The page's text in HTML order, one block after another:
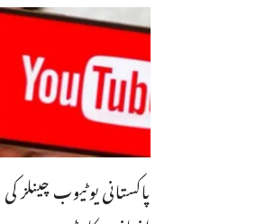
پاکستانی یوٹیوب چینلز